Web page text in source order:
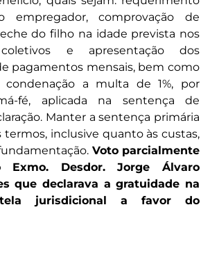
empregador, comprovação de
do filho na idade prevista nos
e apresentação dos
pagamentos mensais, bem como
condenação a multa de 1%, por
fé, aplicada na sentença de
Manter a sentença primária
termos, inclusive quanto às custas,
Voto parcialmente
Exmo. Desdor. Jorge Álvaro
que declarava a gratuidade na
jurisdicional a favor do